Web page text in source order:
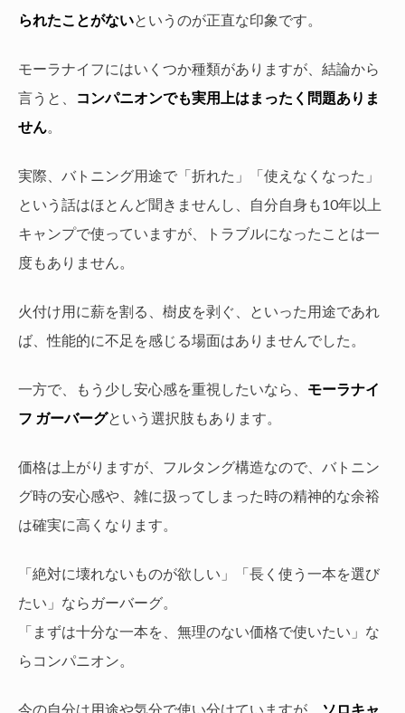
られたことがないというのが正直な印象です。
モーラナイフにはいくつか種類がありますが、結論から
言うと、
コンパニオンでも実用上はまったく問題ありま
せん
実際、バトニング用途で「折れた」「使えなくなった」
という話はほとんど聞きませんし、自分自身も10年以上
キャンプで使っていますが、トラブルになったことは一
度もありません。
火付け用に薪を割る、樹皮を剥ぐ、といった用途であれ
ば、性能的に不足を感じる場面はありませんでした。
一方で、もう少し安心感を重視したいなら、 モーラナイ
フ ガーバーグという選択肢もあります。
価格は上がりますが、フルタング構造なので、バトニン
グ時の安心感や、雑に扱ってしまった時の精神的な余裕
は確実に高くなります。
「絶対に壊れないものが欲しい」「長く使う一本を選び
たい」ならガーバーグ。
「まずは十分な一本を、無理のない価格で使いたい」な
らコンパニオン。
今の自分は用途や気分で使い分けていますが、 ソロキャ